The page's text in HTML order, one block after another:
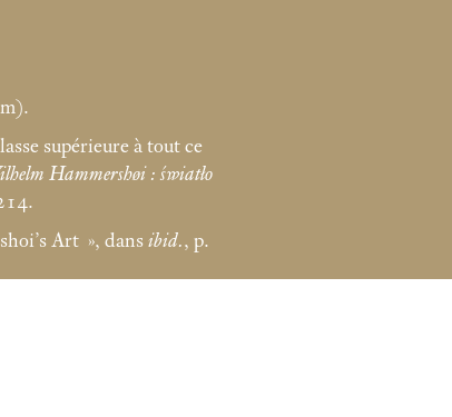
supérieure à tout ce
Hammershøi : światło
Art », dans ibid., p.